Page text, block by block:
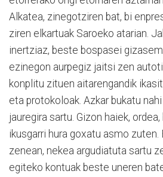
Alkatea, zinegotziren bat, bi
ziren elkartuak Saroeko atarian.
inertziaz, beste bospasei
ezinegon aurpegiz jaitsi zen
konplitu zituen aitarengandik
eta protokoloak. Azkar bukatu
jauregira sartu. Gizon haiek,
ikusgarri hura goxatu asmo zuten.
zenean, nekea argudiatuta sartu
egiteko kontuak beste uneren